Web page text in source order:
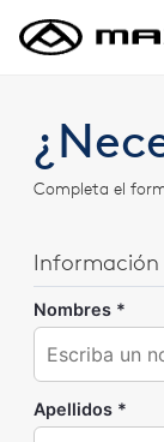
Saltar al
Completa el
Nombres *
Apellidos *